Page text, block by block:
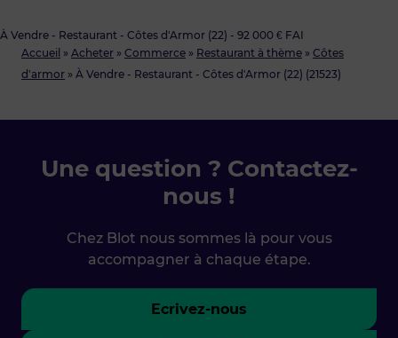
Accueil » Acheter » Commerce » Restaurant à thème » Côtes
d'armor » À Vendre - Restaurant - Côtes d'Armor (22) (21523)
À Vendre - Restaurant - Côtes d'Armor (22) - 92 000 € FAI
Une question ? Contactez-
nous !
Chez Blot nous sommes là pour vous
accompagner à chaque étape.
Ecrivez-nous